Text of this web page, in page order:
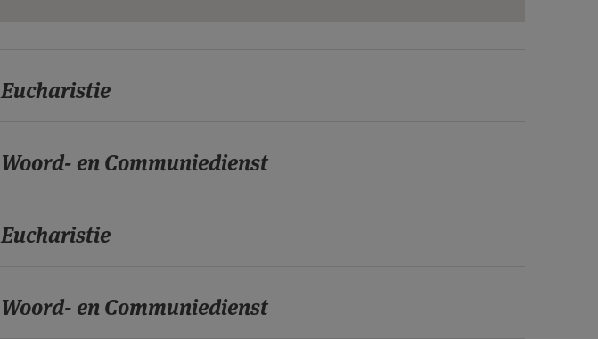
Eucharistie
Woord- en Communiedienst
Eucharistie
Woord- en Communiedienst